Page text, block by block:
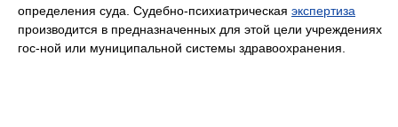
определения суда. Судебно-психиатрическая экспертиза
производится в предназначенных для этой цели учреждениях
гос-ной или муниципальной системы здравоохранения.